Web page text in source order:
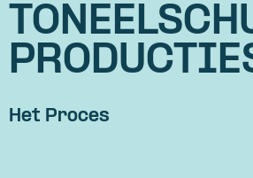
Het Proces